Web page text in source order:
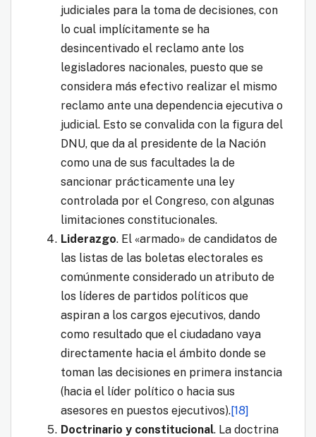
judiciales para la toma de decisiones, con
lo cual implícitamente se ha
desincentivado el reclamo ante los
legisladores nacionales, puesto que se
considera más efectivo realizar el mismo
reclamo ante una dependencia ejecutiva o
judicial. Esto se convalida con la figura del
DNU, que da al presidente de la Nación
como una de sus facultades la de
sancionar prácticamente una ley
controlada por el Congreso, con algunas
limitaciones constitucionales.
Liderazgo. El «armado» de candidatos de
las listas de las boletas electorales es
comúnmente considerado un atributo de
los líderes de partidos políticos que
aspiran a los cargos ejecutivos, dando
como resultado que el ciudadano vaya
directamente hacia el ámbito donde se
toman las decisiones en primera instancia
(hacia el líder político o hacia sus
asesores en puestos ejecutivos).[18]
Doctrinario y constitucional. La doctrina